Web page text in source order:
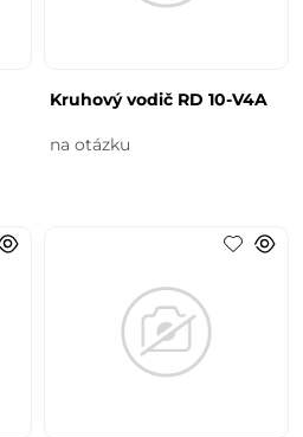
Kruhový vodič RD 10-V4A
na otázku